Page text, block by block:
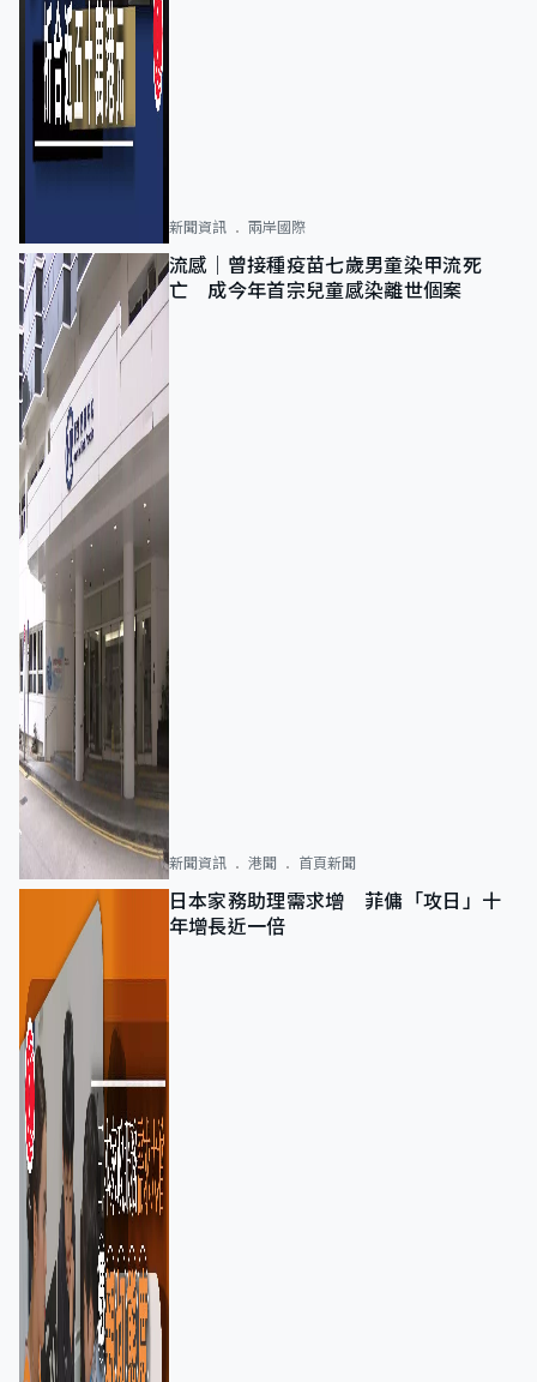
新聞資訊 兩岸國際
流感｜曾接種疫苗七歲男童染甲流死
亡 成今年首宗兒童感染離世個案
新聞資訊 港聞 首頁新聞
日本家務助理需求增 菲傭「攻日」十
年增長近一倍